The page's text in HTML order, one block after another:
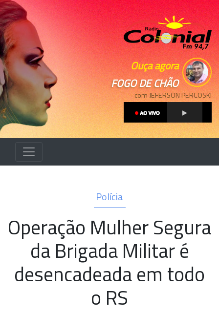
Ouça agora
FOGO DE CHÃO
com JEFERSON PERCOSKI
Polícia
Operação Mulher Segura
da Brigada Militar é
desencadeada em todo
o RS